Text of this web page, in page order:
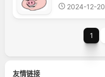
2024-12-20
1
友情链接